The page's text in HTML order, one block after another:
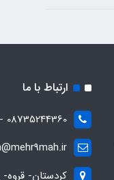
ارتباط با ما
08735244360 - 09356147755
کردستان- قروه-